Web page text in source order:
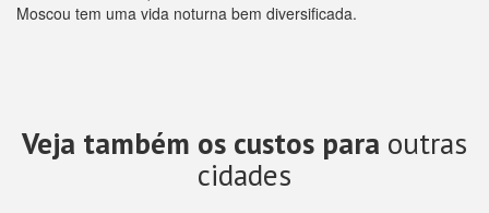
Moscou tem uma vida noturna bem diversificada.
Veja também os custos para outras
cidades